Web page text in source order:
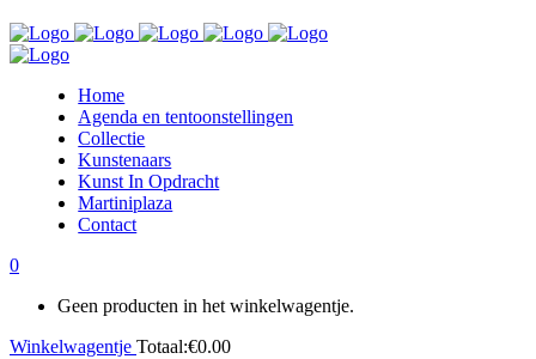
Home
Agenda en tentoonstellingen
Collectie
Kunstenaars
Kunst In Opdracht
Martiniplaza
Contact
0
Geen producten in het winkelwagentje.
Winkelwagentje Totaal:€0.00